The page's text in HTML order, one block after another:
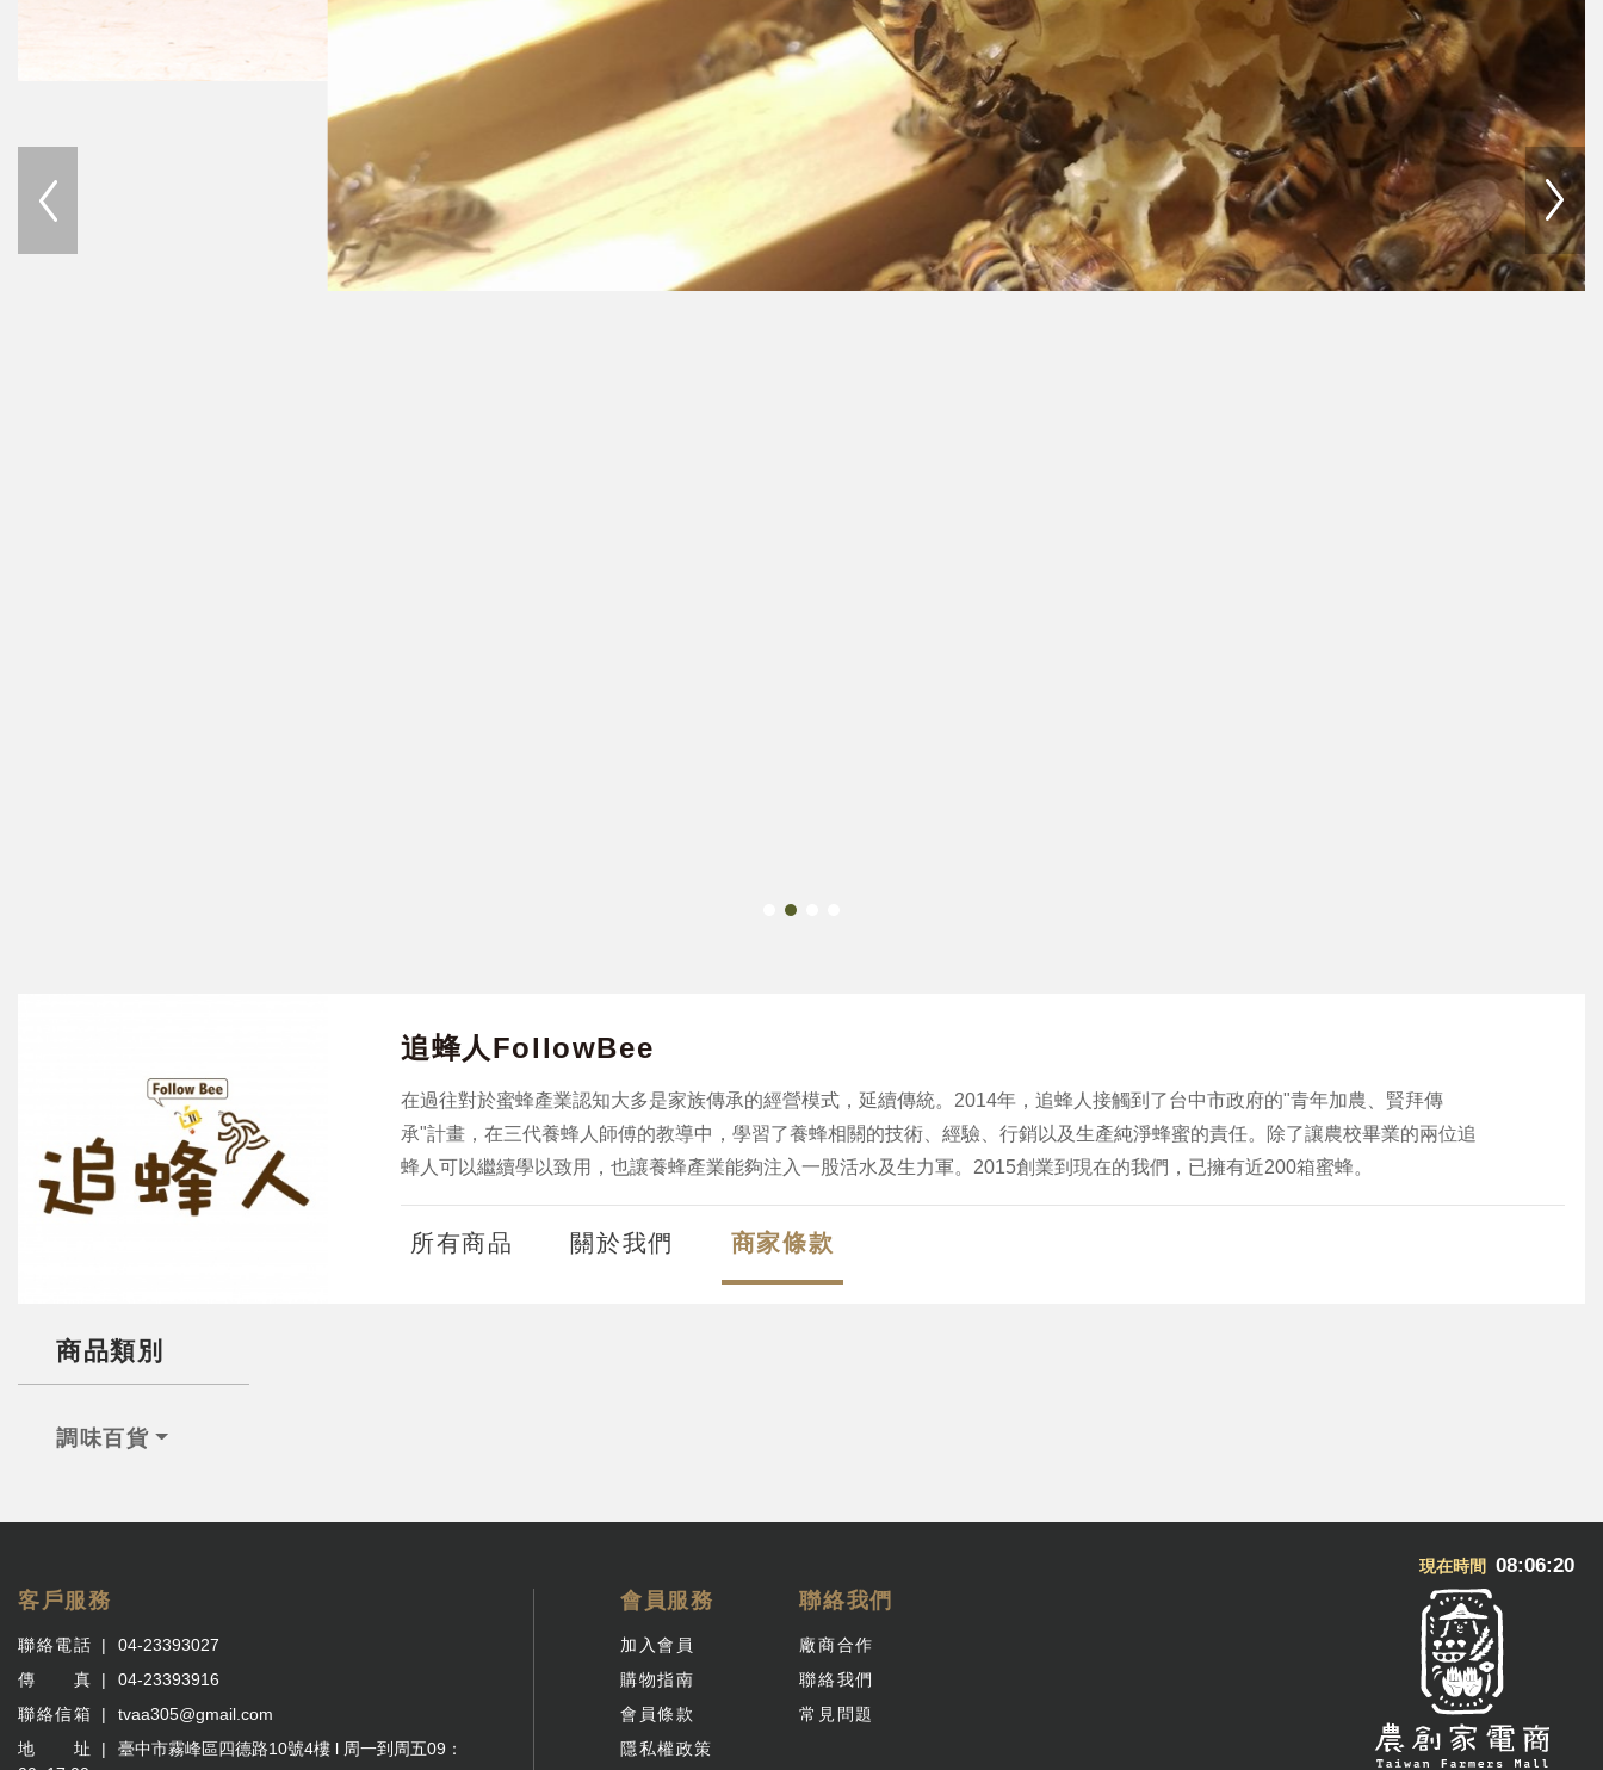
追蜂人FollowBee
在過往對於蜜蜂產業認知大多是家族傳承的經營模式，延續傳統。2014年，追蜂人接觸到了台中市政府的"青年加農、賢拜傳
承"計畫，在三代養蜂人師傅的教導中，學習了養蜂相關的技術、經驗、行銷以及生產純淨蜂蜜的責任。除了讓農校畢業的兩位追
蜂人可以繼續學以致用，也讓養蜂產業能夠注入一股活水及生力軍。2015創業到現在的我們，已擁有近200箱蜜蜂。
所有商品 關於我們 商家條款
商品類別
調味百貨
現在時間 08:06:21
客戶服務
聯絡電話
04-23393027
傳 真
04-23393916
聯絡信箱
tvaa305@gmail.com
地 址
臺中市霧峰區四德路10號4樓 l 周一到周五09：
會員服務
加入會員
購物指南
會員條款
隱私權政策
聯絡我們
廠商合作
聯絡我們
常見問題